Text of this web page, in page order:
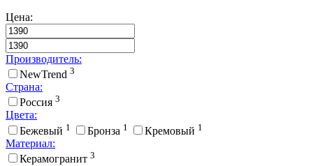
Цена:
Производитель:
NewTrend 3
Страна:
Россия 3
Цвета:
Бежевый 1 Бронза 1 Кремовый 1
Материал:
Керамогранит 3